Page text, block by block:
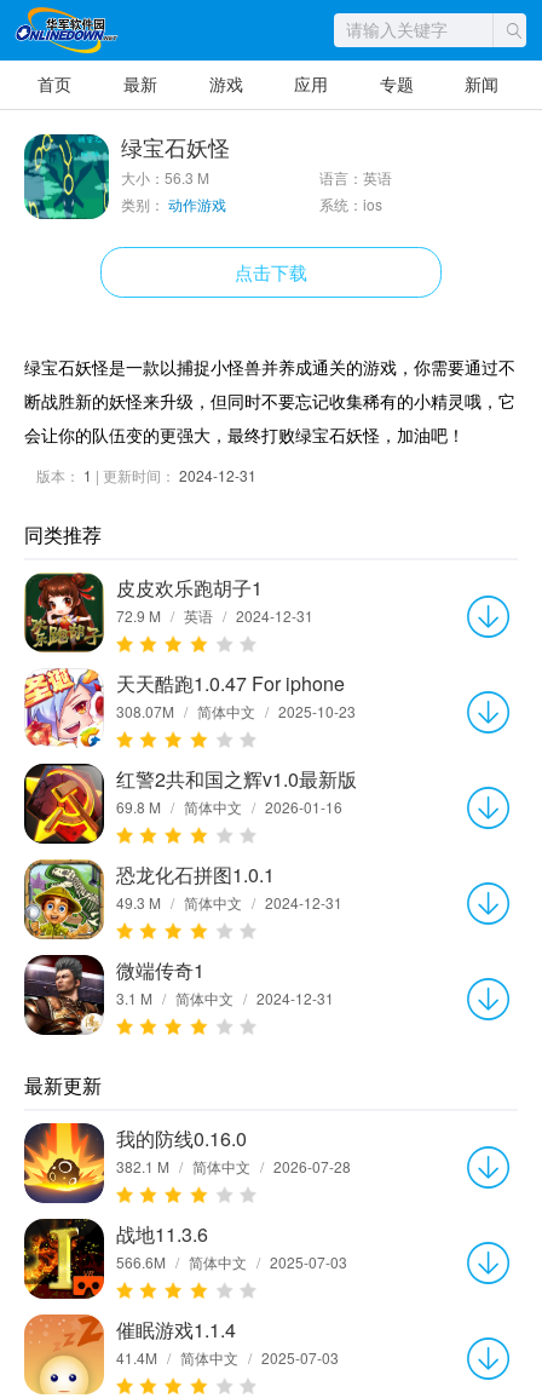
首页 最新 游戏 应用 专题 新闻
绿宝石妖怪
大小：56.3 M
语言：英语
类别： 动作游戏 系统：ios
点击下载
绿宝石妖怪是一款以捕捉小怪兽并养成通关的游戏，你需要通过不
断战胜新的妖怪来升级，但同时不要忘记收集稀有的小精灵哦，它
会让你的队伍变的更强大，最终打败绿宝石妖怪，加油吧！
版本： 1 | 更新时间： 2024-12-31
同类推荐
皮皮欢乐跑胡子1
72.9 M / 英语 / 2024-12-31
天天酷跑1.0.47 For iphone
308.07M / 简体中文 / 2025-10-23
红警2共和国之辉v1.0最新版
69.8 M / 简体中文 / 2026-01-16
恐龙化石拼图1.0.1
49.3 M / 简体中文 / 2024-12-31
微端传奇1
3.1 M / 简体中文 / 2024-12-31
最新更新
我的防线0.16.0
382.1 M / 简体中文 / 2026-07-28
战地11.3.6
566.6M / 简体中文 / 2025-07-03
催眠游戏1.1.4
41.4M / 简体中文 / 2025-07-03